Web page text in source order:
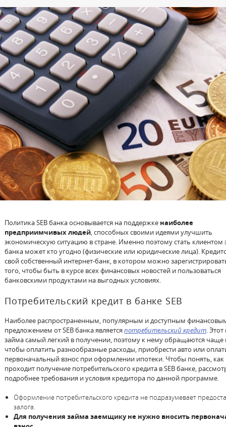
Политика SEB банка основывается на поддержке наиболее
предприимчивых людей , способных своими идеями улучшить
экономическую ситуацию в стране. Именно поэтому стать клиентом
банка может кто угодно (физические или юридические лица).
свой собственный интернет-банк, в котором можно
того, чтобы быть в курсе всех финансовых новостей и пользоваться
банковскими продуктами на выгодных условиях.
Потребительский кредит в банке SEB
Наиболее распространенным, популярным и доступным
предложением от SEB банка является потребительский кредит .
займа самый легкий в получении, поэтому к нему обращаются чаще
чтобы оплатить разнообразные расходы, приобрести авто или
первоначальный взнос при оформлении ипотеки. Чтобы понять,
проходит получение потребительского кредита в SEB банке,
подробнее требования и условия кредитора по данной программе.
Оформление потребительского кредита не подразумевает
залога.
Для получения займа заемщику не нужно вносить